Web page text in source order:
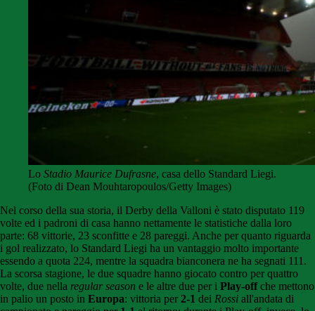
Lo Stadio Maurice Dufrasne, casa dello Standard Liegi.
(Foto di Dean Mouhtaropoulos/Getty Images)
Nel corso della sua storia, il Derby della Valloni è stato disputato 119
volte ed i padroni di casa hanno nettamente le statistiche dalla loro
parte: 68 vittorie, 23 sconfitte e 28 pareggi. Anche per quanto riguarda
i gol realizzato, lo Standard Liegi ha un vantaggio molto importante
essendo a quota 224, mentre la squadra bianconera ne ha segnati 111.
La scorsa stagione, le due squadre hanno giocato contro per quattro
volte, due nella regular season e le altre due per i Play-offche mettono
in palio un posto in Europa: vittoria per 2-1 dei Rossi all'andata di